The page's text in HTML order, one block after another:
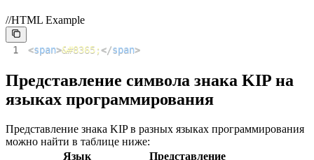
//HTML Example
1 <span>&#8365;</span>
Представление символа знака KIP на
языках программирования
Представление знака KIP в разных языках программирования
можно найти в таблице ниже:
Язык
Представление